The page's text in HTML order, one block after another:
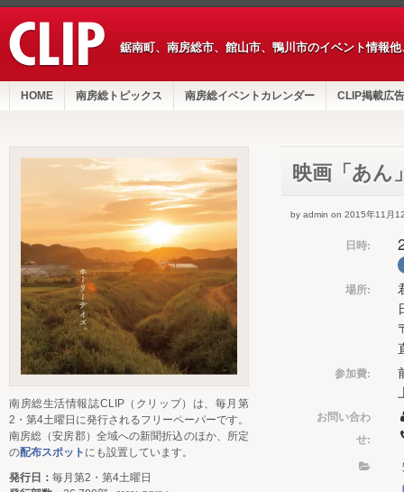
鋸南町、南房総市、館山市、鴨川市のイベント情報
HOME 南房総トピックス 南房総イベントカレンダー CLIP掲載広告
映画「あん
by admin on 2015年11月
日時:
場所:
参加費:
お問い合わ
せ:
南房総生活情報誌CLIP（クリップ）は、毎月第
2・第4土曜日に発行されるフリーペーパーです。
南房総（安房郡）全域への新聞折込のほか、所定
の配布スポット にも設置しています。
発行日： 毎月第2・第4土曜日